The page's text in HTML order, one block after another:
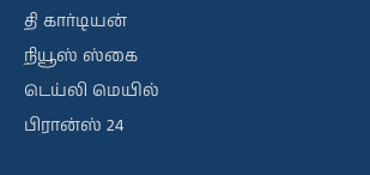
தி கார்டியன்
நியூஸ் ஸ்கை
டெய்லி மெயில்
பிரான்ஸ் 24